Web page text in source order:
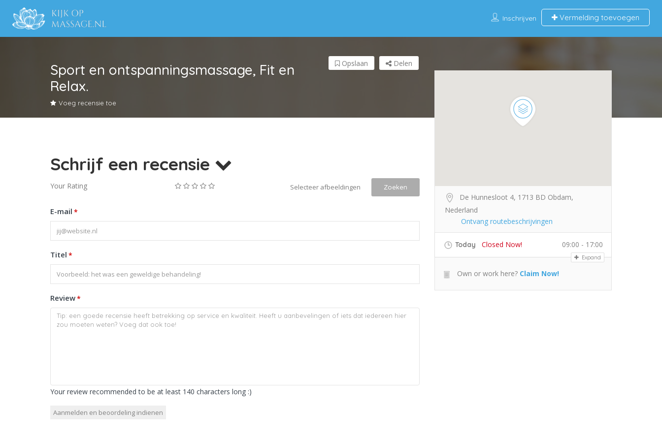
Inschrijven Vermelding toevoegen
Sport en ontspanningsmassage, Fit en
Relax.
Voeg recensie toe
Delen
Opslaan
Schrijf een recensie
Your Rating Selecteer afbeeldingen Zoeken
E-mail *
Titel *
Review*
Your review recommended to be at least 140 characters long :)
De Hunnesloot 4, 1713 BD Obdam,
Nederland
Ontvang routebeschrijvingen
Today Closed Now! 09:00 - 17:00
Expand
Own or work here? Claim Now!